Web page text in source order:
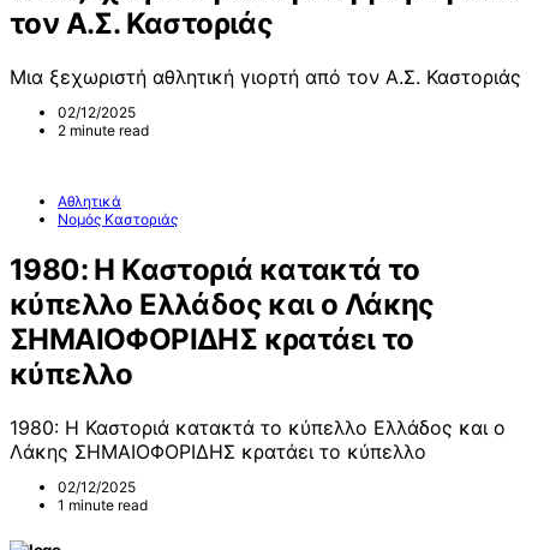
τον Α.Σ. Καστοριάς
Μια ξεχωριστή αθλητική γιορτή από τον Α.Σ. Καστοριάς
02/12/2025
2 minute read
Αθλητικά
Νομός Καστοριάς
1980: Η Καστοριά κατακτά το
κύπελλο Ελλάδος και ο Λάκης
ΣΗΜΑΙΟΦΟΡΙΔΗΣ κρατάει το
κύπελλο
1980: Η Καστοριά κατακτά το κύπελλο Ελλάδος και ο
Λάκης ΣΗΜΑΙΟΦΟΡΙΔΗΣ κρατάει το κύπελλο
02/12/2025
1 minute read